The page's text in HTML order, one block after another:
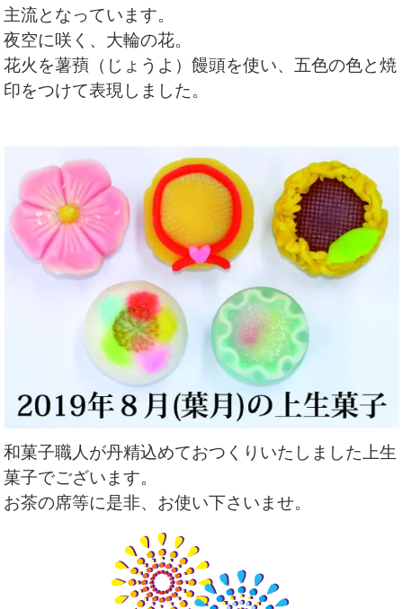
主流となっています。
夜空に咲く、大輪の花。
花火を薯蕷（じょうよ）饅頭を使い、五色の色と焼
印をつけて表現しました。
和菓子職人が丹精込めておつくりいたしました上生
菓子でございます。
お茶の席等に是非、お使い下さいませ。